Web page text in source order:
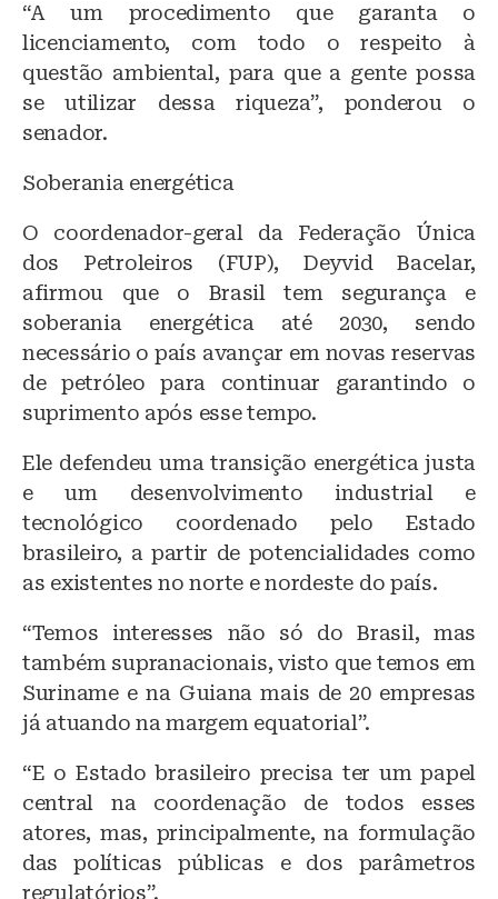
“A um procedimento que garanta o
licenciamento, com todo o respeito à
questão ambiental, para que a gente possa
se utilizar dessa riqueza”, ponderou o
senador.
Soberania energética
O coordenador-geral da Federação Única
dos Petroleiros (FUP), Deyvid Bacelar,
afirmou que o Brasil tem segurança e
soberania energética até 2030, sendo
necessário o país avançar em novas reservas
de petróleo para continuar garantindo o
suprimento após esse tempo.
Ele defendeu uma transição energética justa
e um desenvolvimento industrial e
tecnológico coordenado pelo Estado
brasileiro, a partir de potencialidades como
as existentes no norte e nordeste do país.
“Temos interesses não só do Brasil, mas
também supranacionais, visto que temos em
Suriname e na Guiana mais de 20 empresas
já atuando na margem equatorial”.
“E o Estado brasileiro precisa ter um papel
central na coordenação de todos esses
atores, mas, principalmente, na formulação
das políticas públicas e dos parâmetros
regulatórios”.